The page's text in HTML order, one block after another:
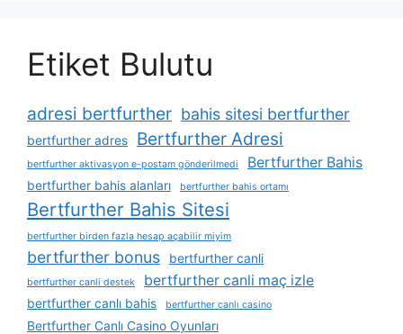
Etiket Bulutu
adresi bertfurther bahis sitesi bertfurther
bertfurther adres Bertfurther Adresi
bertfurther aktivasyon e-postam gönderilmedi Bertfurther Bahis
bertfurther bahis alanları bertfurther bahis ortamı
Bertfurther Bahis Sitesi
bertfurther birden fazla hesap açabilir miyim
bertfurther bonus bertfurther canli
bertfurther canli destek bertfurther canli maç izle
bertfurther canlı bahis bertfurther canlı casino
Bertfurther Canlı Casino Oyunları